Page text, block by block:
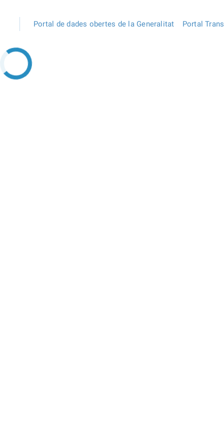
Portal de dades obertes de la Generalitat Portal